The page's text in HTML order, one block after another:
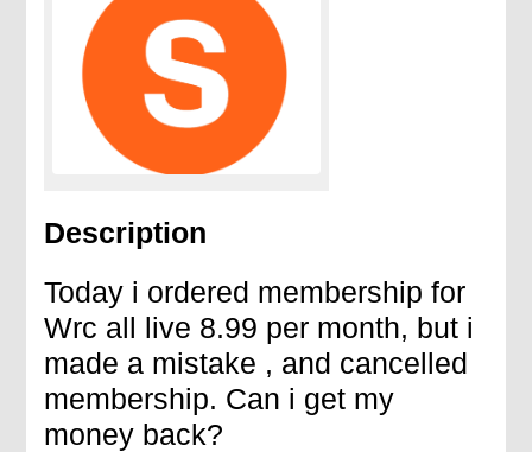
Description
Today i ordered membership for
Wrc all live 8.99 per month, but i
made a mistake , and cancelled
membership. Can i get my
money back?